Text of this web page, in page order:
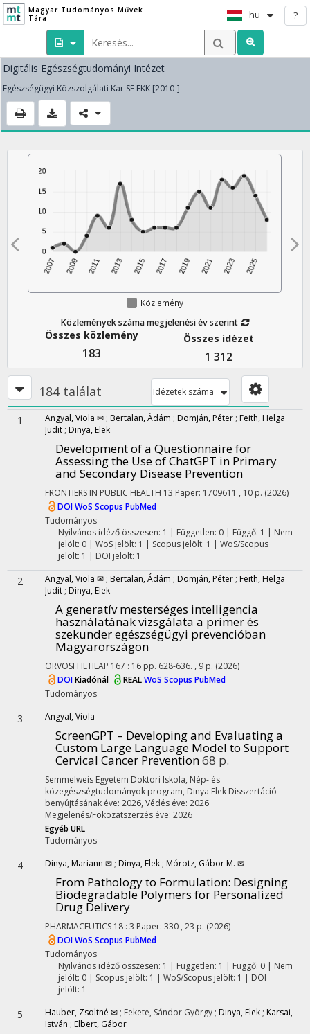
Magyar Tudományos Művek
Tára
hu ?
Digitális Egészségtudományi Intézet
Egészségügyi Közszolgálati Kar SE EKK [2010-]
Közlemény
Közlemények száma megjelenési év szerint
Összes közlemény
183
Összes idézet
1 312
184 találat Idézetek száma
1 Angyal, Viola ✉ ; Bertalan, Ádám ; Domján, Péter ; Feith, Helga
Judit ; Dinya, Elek
Development of a Questionnaire for
Assessing the Use of ChatGPT in Primary
and Secondary Disease Prevention
FRONTIERS IN PUBLIC HEALTH 13 Paper: 1709611 , 10 p. (2026)
DOIWoS Scopus PubMed
Tudományos
Nyilvános idéző összesen: 1 | Független: 0 | Függő: 1 | Nem
jelölt: 0 | WoS jelölt: 1 | Scopus jelölt: 1 | WoS/Scopus
jelölt: 1 | DOI jelölt: 1
2 Angyal, Viola ✉ ; Bertalan, Ádám ; Domján, Péter ; Feith, Helga
Judit ; Dinya, Elek
A generatív mesterséges intelligencia
használatának vizsgálata a primer és
szekunder egészségügyi prevencióban
Magyarországon
ORVOSI HETILAP 167 : 16 pp. 628-636. , 9 p. (2026)
DOIKiadónál REALWoS Scopus PubMed
Tudományos
3 Angyal, Viola
ScreenGPT – Developing and Evaluating a
Custom Large Language Model to Support
Cervical Cancer Prevention68 p.
Semmelweis Egyetem Doktori Iskola, Nép- és
közegészségtudományok program, Dinya Elek Disszertáció
benyújtásának éve: 2026, Védés éve: 2026
Megjelenés/Fokozatszerzés éve: 2026
Egyéb URL
Tudományos
4 Dinya, Mariann ✉ ; Dinya, Elek ; Mórotz, Gábor M. ✉
From Pathology to Formulation: Designing
Biodegradable Polymers for Personalized
Drug Delivery
PHARMACEUTICS 18 : 3 Paper: 330 , 23 p. (2026)
DOIWoS Scopus PubMed
Tudományos
Nyilvános idéző összesen: 1 | Független: 1 | Függő: 0 | Nem
jelölt: 0 | Scopus jelölt: 1 | WoS/Scopus jelölt: 1 | DOI
jelölt: 1
5 Hauber, Zsoltné ✉ ; Fekete, Sándor György ; Dinya, Elek ; Karsai,
István ; Elbert, Gábor